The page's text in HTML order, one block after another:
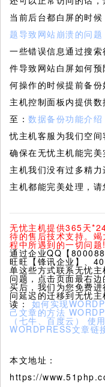
当前后台都白屏的时
题导致网站崩溃的问题
一些错误信息通过搜
件导致网站白屏如何
何操作的时候提前备
主机控制面板内提供
至： 数据备份功能介绍
忧主机客服为我们空
确保在无忧主机能完
主机我们没有过多精
主机都能完美处理，请
无忧主机提供365天
待的售后技术支持。
程中所遇到的一切问
通过企业QQ【
旺旺【锋讯企业】、
单这些方式联系无忧
问题，点击页面最右
买后，我们为您免费
问延迟的迁移到无忧
读：如何实现
己文章的方法
（七牛、百度云） 使
WORDPRESS文章链
本文地址：
https://